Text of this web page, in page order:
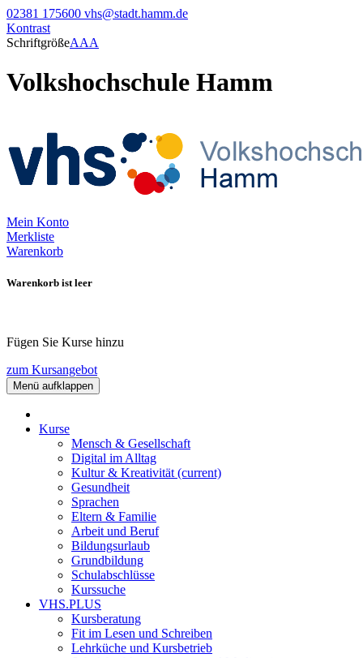
02381 175600 vhs@stadt.hamm.de
Kontrast
SchriftgrößeAAA
Volkshochschule Hamm
Mein Konto
Merkliste
Warenkorb
Warenkorb ist leer
Fügen Sie Kurse hinzu
zum Kursangebot
Menü aufklappen
Kurse
Mensch & Gesellschaft
Digital im Alltag
Kultur & Kreativität (current)
Gesundheit
Sprachen
Eltern & Familie
Arbeit und Beruf
Bildungsurlaub
Grundbildung
Schulabschlüsse
Kurssuche
VHS.PLUS
Kursberatung
Fit im Lesen und Schreiben
Lehrküche und Kursbetrieb